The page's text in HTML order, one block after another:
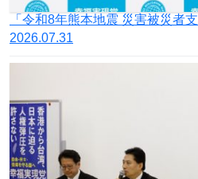
2026.07.31